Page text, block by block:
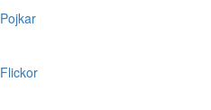
Pojkar
Flickor